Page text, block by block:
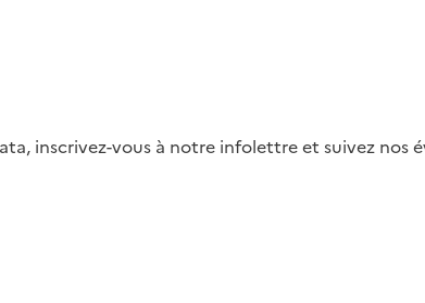
inscrivez-vous à notre infolettre et suivez nos